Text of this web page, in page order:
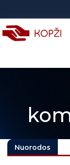
Nuorodos